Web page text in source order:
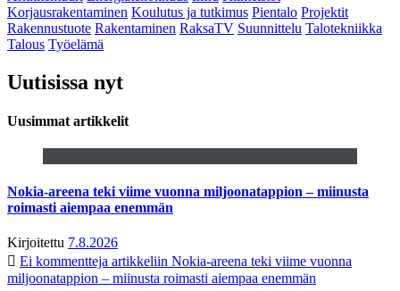
Korjausrakentaminen Koulutus ja tutkimus Pientalo Projektit
Rakennustuote Rakentaminen RaksaTV Suunnittelu Talotekniikka
Talous Työelämä
Uutisissa nyt
Uusimmat artikkelit
Nokia-areena teki viime vuonna miljoonatappion – miinusta
roimasti aiempaa enemmän
Kirjoitettu 7.8.2026
Ei kommentteja artikkeliin Nokia-areena teki viime vuonna
miljoonatappion – miinusta roimasti aiempaa enemmän